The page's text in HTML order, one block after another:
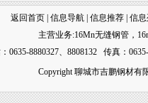
返回首页 信息导航 信息推荐 信
主营业务:16Mn无缝钢管，
0635-8880327、8808132 传真：
Copyright 聊城市吉鹏钢材